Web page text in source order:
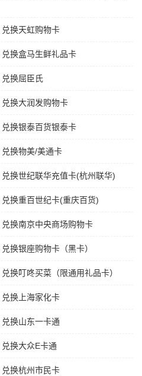
换天虹购物卡
换盒马生鲜礼品卡
换屈臣氏
换大润发购物卡
换银泰百货银泰卡
换物美/美通卡
换世纪联华充值卡(杭州联华)
换重百世纪卡(重庆百货)
换南京中央商场购物卡
换银座购物卡（黑卡）
换叮咚买菜（限通用礼品卡）
换上海家化卡
换山东一卡通
换大众E卡通
换杭州市民卡